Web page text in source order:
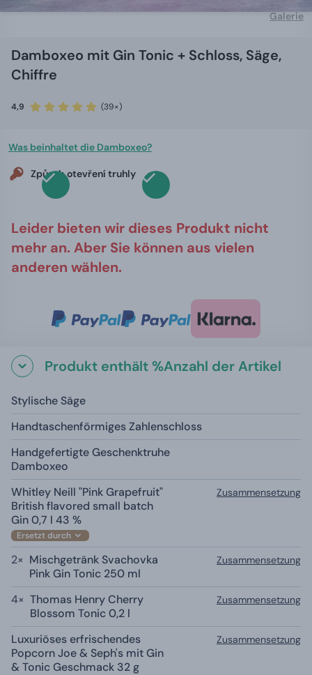
Galerie
Damboxeo mit Gin Tonic + Schloss, Säge,
Chiffre
4,9 (39×)
Was beinhaltet die Damboxeo?
Způsob otevření truhly
Leider bieten wir dieses Produkt nicht
mehr an. Aber Sie können aus vielen
anderen wählen.
Produkt enthält %Anzahl der Artikel
Stylische Säge
Handtaschenförmiges Zahlenschloss
Handgefertigte Geschenktruhe
Damboxeo
Whitley Neill "Pink Grapefruit"
British flavored small batch
Gin 0,7 l 43 %
Ersetzt durch
Zusammensetzung
2× Mischgetränk Svachovka
Pink Gin Tonic 250 ml
Zusammensetzung
4× Thomas Henry Cherry
Blossom Tonic 0,2 l
Zusammensetzung
Luxuriöses erfrischendes
Popcorn Joe & Seph's mit Gin
& Tonic Geschmack 32 g
Zusammensetzung